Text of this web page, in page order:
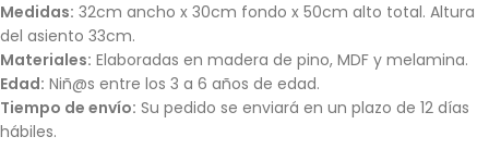
Medidas: 32cm ancho x 30cm fondo x 50cm alto total. Altura
del asiento 33cm.
Materiales: Elaboradas en madera de pino, MDF y melamina.
Edad: Niñ@s entre los 3 a 6 años de edad.
Tiempo de envío: Su pedido se enviará en un plazo de 12 días
hábiles.